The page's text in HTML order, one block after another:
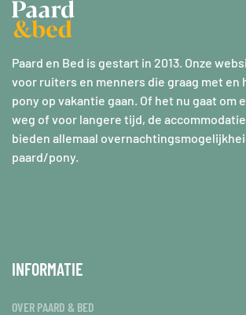
Paard en Bed is gestart in 2013. Onze
voor ruiters en menners die graag met en
pony op vakantie gaan. Of het nu gaat om
weg of voor langere tijd, de
bieden allemaal
paard/pony.
INFORMATIE
OVER PAARD & BED